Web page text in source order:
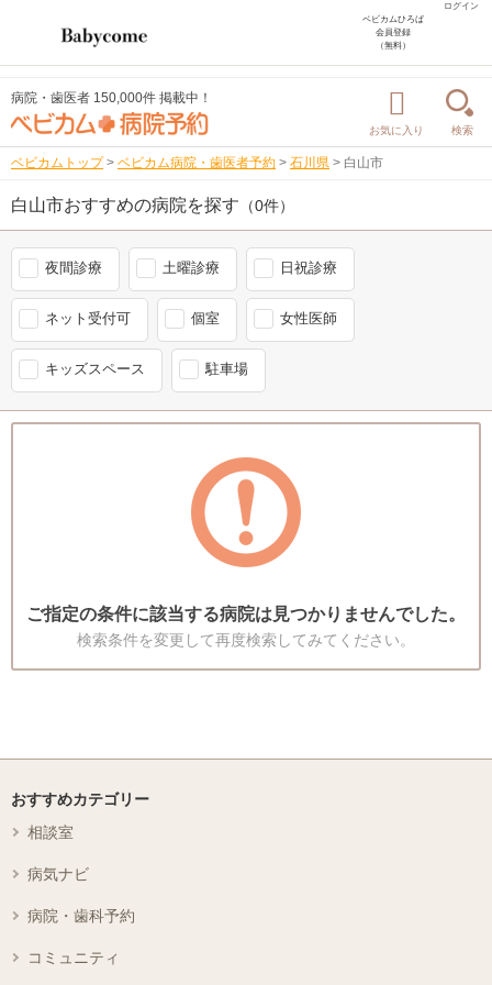
ログイン
ベビカムひろば
会員登録
（無料）
病院・歯医者 150,000件 掲載中！
お気に入り 検索
ベビカムトップ > ベビカム病院・歯医者予約 > 石川県 > 白山市
白山市おすすめの病院を探す （0件）
夜間診療 土曜診療 日祝診療
ネット受付可 個室 女性医師
キッズスペース 駐車場
ご指定の条件に該当する病院は見つかりませんでした。
検索条件を変更して再度検索してみてください。
おすすめカテゴリー
相談室
病気ナビ
病院・歯科予約
コミュニティ